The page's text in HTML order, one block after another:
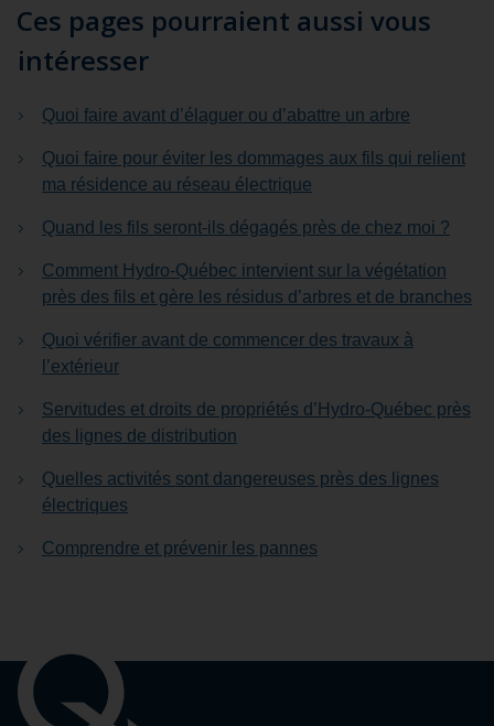
de
Ces pages pourraient aussi vous
intéresser
Quoi faire avant d’élaguer ou d’abattre un arbre
Quoi faire pour éviter les dommages aux fils qui relient
ma résidence au réseau électrique
Quand les fils seront-ils dégagés près de chez moi ?
Comment Hydro-Québec intervient sur la végétation
près des fils et gère les résidus d’arbres et de branches
Quoi vérifier avant de commencer des travaux à
l’extérieur
Servitudes et droits de propriétés d’Hydro-Québec près
des lignes de distribution
Quelles activités sont dangereuses près des lignes
électriques
Comprendre et prévenir les pannes